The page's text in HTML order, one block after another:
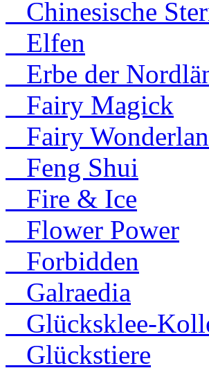
Chinesische
Elfen
Erbe der
Fairy Magick
Fairy
Feng Shui
Fire & Ice
Flower Power
Forbidden
Galraedia
Glücksklee-
Glückstiere